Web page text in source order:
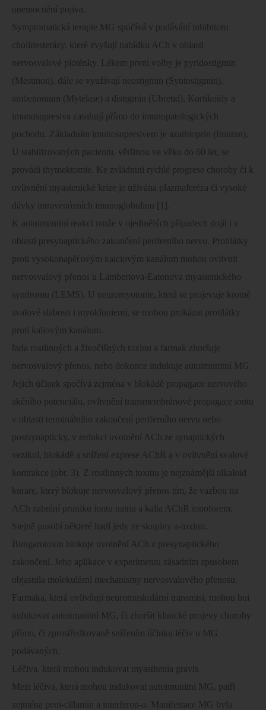
onemocnění pojiva.
Symptomatická terapie MG spočívá v podávání inhibitoru
cholinesterázy, které zvyšují nabídku ACh v oblasti
nervosvalové ploténky. Lékem první volby je pyridostigmin
(Mestinon), dále se využívají neostigmin (Syntostigmin),
ambenonium (Mytelase) a distigmin (Ubretid). Kortikoidy a
imunosupresiva zasahují přímo do imunopatologických
pochodu. Základním imunosupresivem je azathioprin (Imuran).
U stabilizovaných pacientu, většinou ve věku do 60 let, se
provádí thymektomie. Ke zvládnutí rychlé progrese choroby či k
ovlivnění myastenické krize je užívána plazmaferéza či vysoké
dávky intravenózních imunoglobulinu [1].
K autoimunitní reakci muže v ojedinělých případech dojít i v
oblasti presynaptického zakončení periferního nervu. Protilátky
proti vysokonapěťovým kalciovým kanálum mohou ovlivnit
nervosvalový přenos u Lambertova-Eatonova myastenického
syndromu (LEMS). U neuromyotonie, která se projevuje kromě
svalové slabosti i myokloniemi, se mohou prokázat protilátky
proti kaliovým kanálum.
řada rostlinných a živočišných toxinu a farmak zhoršuje
nervosvalový přenos, nebo dokonce indukuje autoimunitní MG.
Jejich účinek spočívá zejména v blokádě propagace nervového
akčního potenciálu, ovlivnění transmembránové propagace iontu
v oblasti terminálního zakončení periferního nervu nebo
postsynapticky, v redukci uvolnění ACh ze synaptických
vezikul, blokádě a snížení exprese AChR a v ovlivnění svalové
kontrakce (obr. 3). Z rostlinných toxinu je nejznámější alkaloid
kurare, který blokuje nervosvalový přenos tím, že vazbou na
ACh zabrání pruniku iontu natria a kalia AChR ionoforem.
Stejně pusobí některé hadí jedy ze skupiny a-toxinu.
Bungarotoxin blokuje uvolnění ACh z presynaptického
zakončení. Jeho aplikace v experimentu zásadním zpusobem
objasnila molekulární mechanismy nervosvalového přenosu.
Farmaka, která ovlivňují neuromuskulární transmisi, mohou bui
indukovat autoimunitní MG, či zhoršit klinické projevy choroby
přímo, či zprostředkovaně snížením účinku léčiv u MG
podávaných.
Léčiva, která mohou indukovat myasthenia gravis
Mezi léčiva, která mohou indukovat autoimunitní MG, patří
zejména peni-cillamin a interferon-a. Manifestace MG byla